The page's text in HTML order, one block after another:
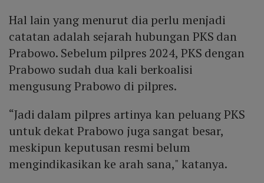
Hal lain yang menurut dia perlu menjadi
catatan adalah sejarah hubungan PKS dan
Prabowo. Sebelum pilpres 2024, PKS dengan
Prabowo sudah dua kali berkoalisi
mengusung Prabowo di pilpres.
“Jadi dalam pilpres artinya kan peluang PKS
untuk dekat Prabowo juga sangat besar,
meskipun keputusan resmi belum
mengindikasikan ke arah sana," katanya.